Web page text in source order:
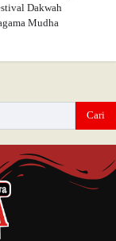
Dakwah
Mudha